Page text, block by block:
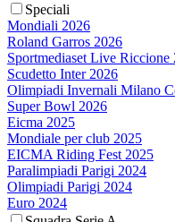
Speciali
Mondiali 2026
Roland Garros 2026
Sportmediaset Live Riccione
Scudetto Inter 2026
Olimpiadi Invernali Milano
Super Bowl 2026
Eicma 2025
Mondiale per club 2025
EICMA Riding Fest 2025
Paralimpiadi Parigi 2024
Olimpiadi Parigi 2024
Euro 2024